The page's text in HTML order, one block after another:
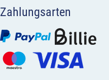
Zahlungsarten